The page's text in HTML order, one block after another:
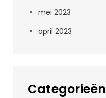
mei 2023
april 2023
Categorieën